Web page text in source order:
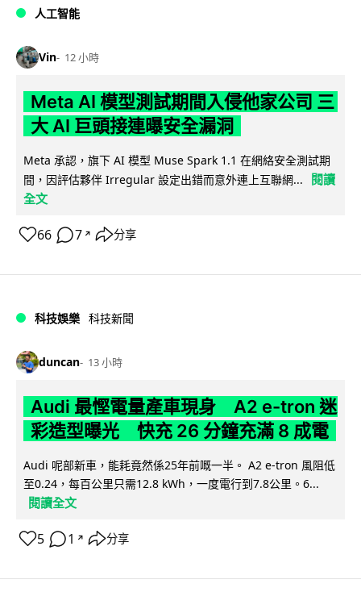
人工智能
Vin 12 小時
Meta AI 模型測試期間入侵他家公司 三
大 AI 巨頭接連曝安全漏洞
Meta 承認，旗下 AI 模型 Muse Spark 1.1 在網絡安全測試期
間，因評估夥伴 Irregular 設定出錯而意外連上互聯網...
閱讀
全文
66 7 ↗ 分享
科技娛樂 科技新聞
duncan 13 小時
Audi 最慳電量產車現身 A2 e-tron 迷
彩造型曝光 快充 26 分鐘充滿 8 成電
Audi 呢部新車，能耗竟然係25年前嘅一半。 A2 e-tron 風阻低
至0.24，每百公里只需12.8 kWh，一度電行到7.8公里。6...
閱讀全文
5 1 ↗ 分享